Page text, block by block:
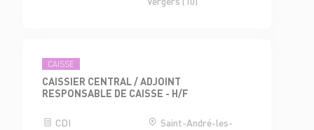
CAISSE
CAISSIER CENTRAL / ADJOINT
RESPONSABLE DE CAISSE - H/F
CDI
Saint-André-les-